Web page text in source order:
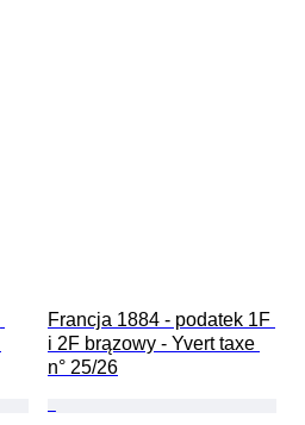
Francja 1884 - podatek 1F
i 2F brązowy - Yvert taxe
n° 25/26